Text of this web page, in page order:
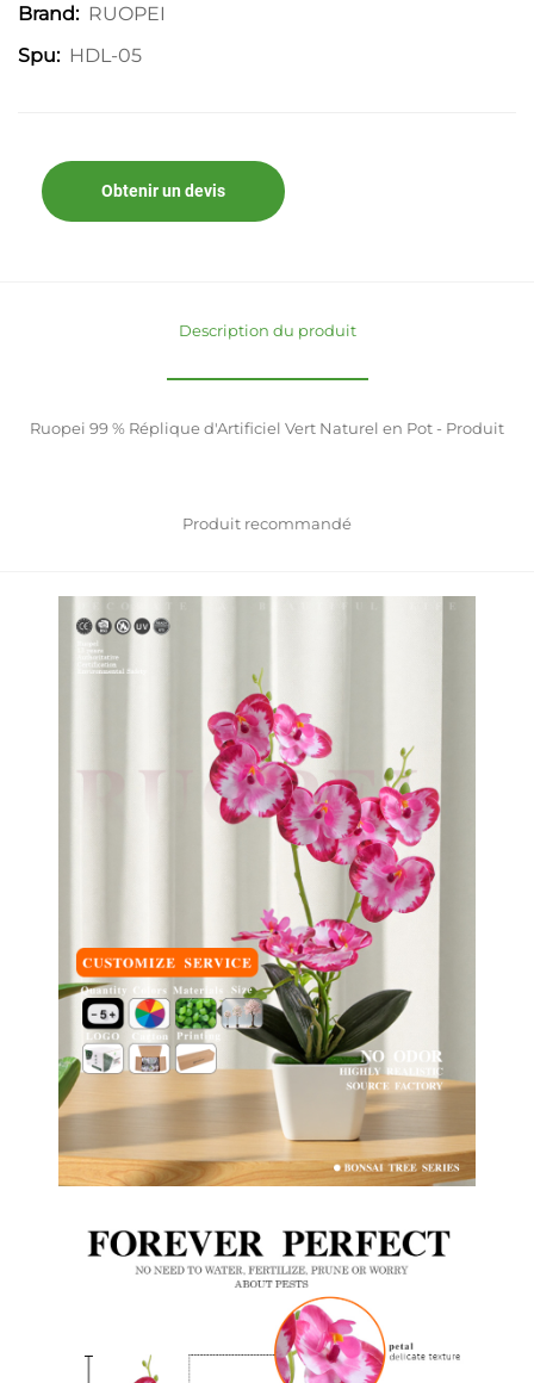
Brand: RUOPEI
Spu: HDL-05
Obtenir un devis
Description du produit
Ruopei 99 % Réplique d'Artificiel Vert Naturel en Pot - Produit
Produit recommandé